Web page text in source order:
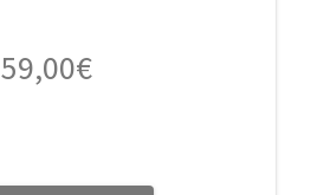
59,00€